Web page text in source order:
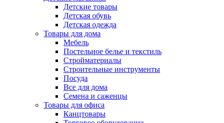
Детские товары
Детская обувь
Детская одежда
Товары для дома
Мебель
Постельное белье и текстиль
Стройматериалы
Строительные инструменты
Посуда
Все для дома
Семена и саженцы
Товары для офиса
Канцтовары